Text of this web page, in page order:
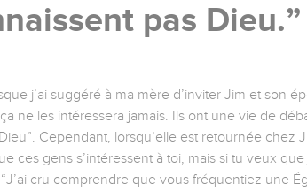
pas Dieu.
j’ai suggéré à ma mère d’inviter Jim et son
ne les intéressera jamais. Ils ont une vie de
Cependant, lorsqu’elle est retournée chez
ces gens s’intéressent à toi, mais si tu veux
cru comprendre que vous fréquentiez une